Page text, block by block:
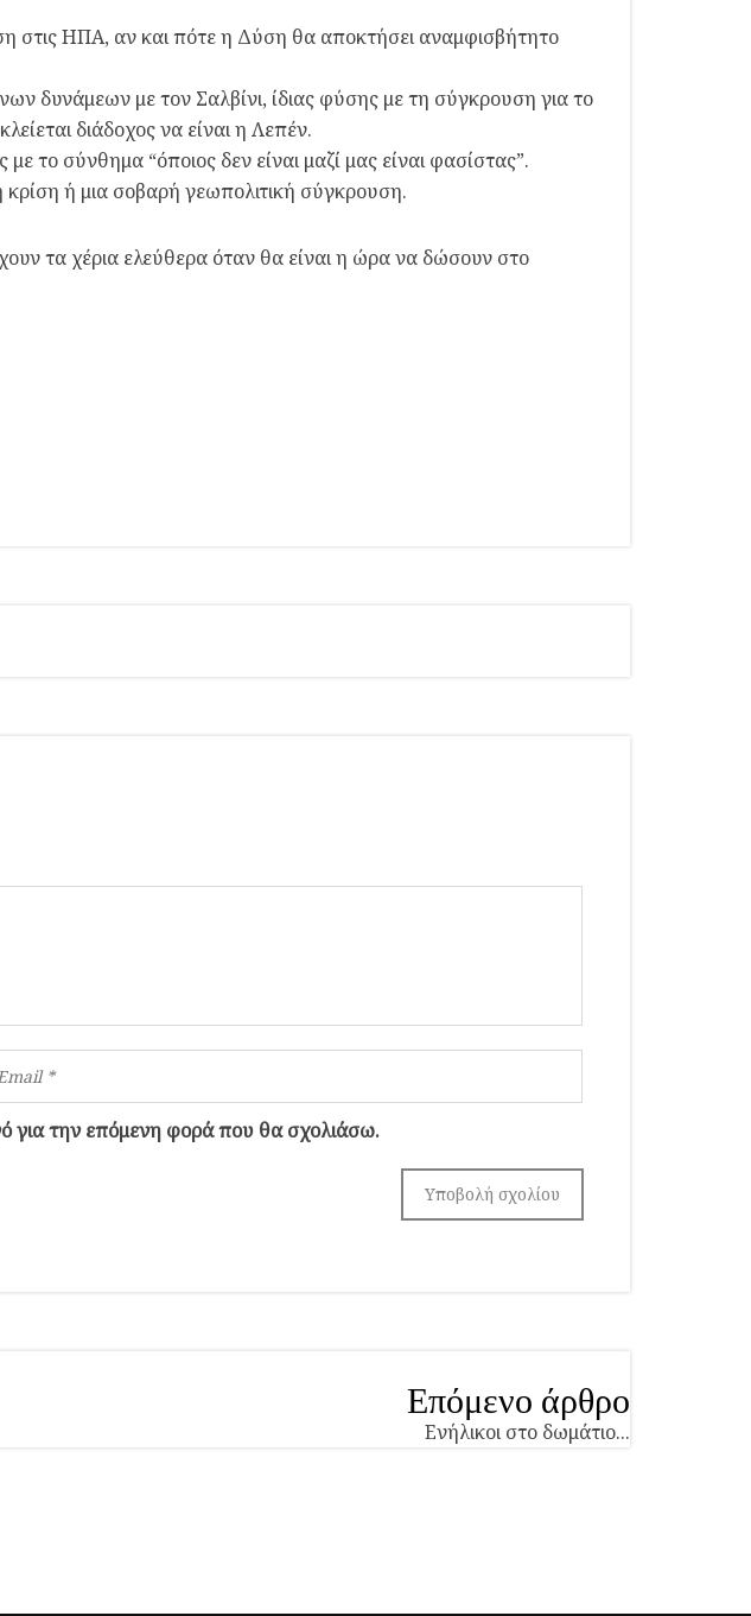
στις ΗΠΑ, αν και πότε η Δύση θα αποκτήσει αναμφισβήτητο
δυνάμεων με τον Σαλβίνι, ίδιας φύσης με τη σύγκρουση για το
διάδοχος να είναι η Λεπέν.
το σύνθημα “όποιος δεν είναι μαζί μας είναι φασίστας”.
κρίση ή μια σοβαρή γεωπολιτική σύγκρουση.
τα χέρια ελεύθερα όταν θα είναι η ώρα να δώσουν στο
για την επόμενη φορά που θα σχολιάσω.
Επόμενο άρθρο
Ενήλικοι στο δωμάτιο...